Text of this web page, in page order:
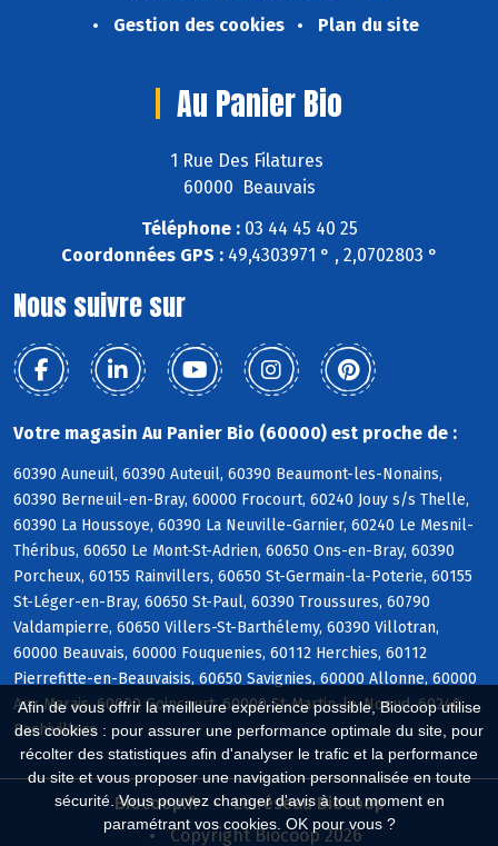
Afin de vous offrir la meilleure expérience possible, Biocoop utilise
des cookies : pour assurer une performance optimale du site, pour
récolter des statistiques afin d'analyser le trafic et la performance
du site et vous proposer une navigation personnalisée en toute
sécurité. Vous pouvez changer d'avis à tout moment en
paramétrant vos cookies. OK pour vous ?
Gestion des cookies
Plan du site
Au Panier Bio
1 Rue Des Filatures
60000 Beauvais
Téléphone :03 44 45 40 25
Coordonnées GPS :49,4303971 ° , 2,0702803 °
Nous suivre sur
Votre magasin Au Panier Bio (60000) est proche de :
60390 Auneuil, 60390 Auteuil, 60390 Beaumont-les-Nonains,
60390 Berneuil-en-Bray, 60000 Frocourt, 60240 Jouy s/s Thelle,
60390 La Houssoye, 60390 La Neuville-Garnier, 60240 Le Mesnil-
Théribus, 60650 Le Mont-St-Adrien, 60650 Ons-en-Bray, 60390
Porcheux, 60155 Rainvillers, 60650 St-Germain-la-Poterie, 60155
St-Léger-en-Bray, 60650 St-Paul, 60390 Troussures, 60790
Valdampierre, 60650 Villers-St-Barthélemy, 60390 Villotran,
60000 Beauvais, 60000 Fouquenies, 60112 Herchies, 60112
Pierrefitte-en-Beauvaisis, 60650 Savignies, 60000 Allonne, 60000
Aux Marais, 60000 Goincourt, 60000 St-Martin-le-Noeud, 60240
Bachivillers
Biocoop.fr
Le réseau Biocoop
Copyright Biocoop 2026